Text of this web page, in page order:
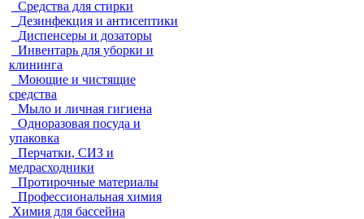
Средства для стирки
Дезинфекция и антисептики
Диспенсеры и дозаторы
Инвентарь для уборки и
клининга
Моющие и чистящие
средства
Мыло и личная гигиена
Одноразовая посуда и
упаковка
Перчатки, СИЗ и
медрасходники
Протирочные материалы
Профессиональная химия
Химия для бассейна